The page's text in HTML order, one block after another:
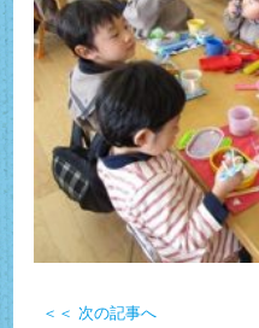
＜＜ 次の記事へ